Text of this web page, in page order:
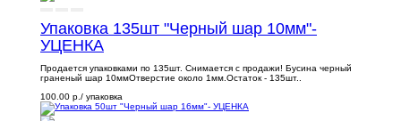
Упаковка 135шт "Черный шар 10мм"-
УЦЕНКА
Продается упаковками по 135шт. Снимается с продажи! Бусина черный
граненый шар 10ммОтверстие около 1мм.Остаток - 135шт..
100.00 р. / упаковка